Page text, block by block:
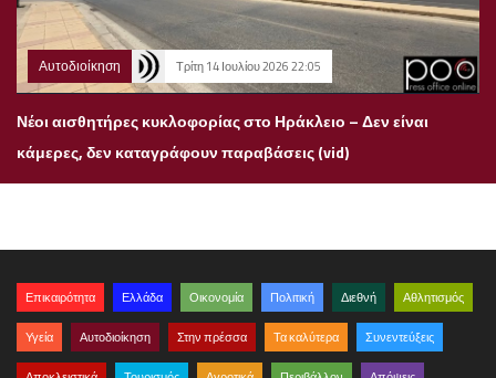
Αυτοδιοίκηση Τρίτη 14 Ιουλίου 2026 22:05
Νέοι αισθητήρες κυκλοφορίας στο Ηράκλειο – Δεν είναι
κάμερες, δεν καταγράφουν παραβάσεις (vid)
Επικαιρότητα Ελλάδα Οικονομία Πολιτική Διεθνή Αθλητισμός
Υγεία Αυτοδιοίκηση Στην πρέσσα Τα καλύτερα Συνεντεύξεις